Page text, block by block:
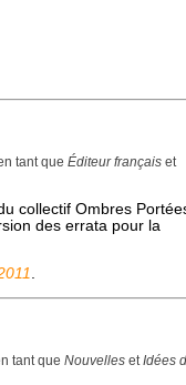
tant que Éditeur françaiset
collectif Ombres
des errata pour la
.
tant que NouvellesetIdées